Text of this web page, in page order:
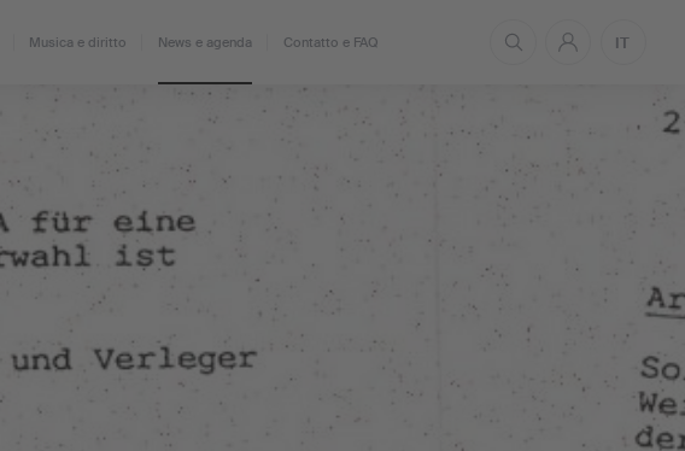
Musica e diritto News e agenda Contatto e FAQ IT